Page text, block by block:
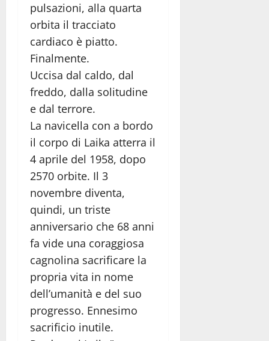
pulsazioni, alla quarta
orbita il tracciato
cardiaco è piatto.
Finalmente.
Uccisa dal caldo, dal
freddo, dalla solitudine
e dal terrore.
La navicella con a bordo
il corpo di Laika atterra il
4 aprile del 1958, dopo
2570 orbite. Il 3
novembre diventa,
quindi, un triste
anniversario che 68 anni
fa vide una coraggiosa
cagnolina sacrificare la
propria vita in nome
dell’umanità e del suo
progresso. Ennesimo
sacrificio inutile.